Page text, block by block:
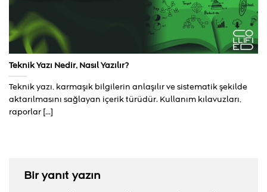
Teknik Yazı Nedir, Nasıl Yazılır?
Teknik yazı, karmaşık bilgilerin anlaşılır ve sistematik şekilde
aktarılmasını sağlayan içerik türüdür. Kullanım kılavuzları,
raporlar [...]
Bir yanıt yazın